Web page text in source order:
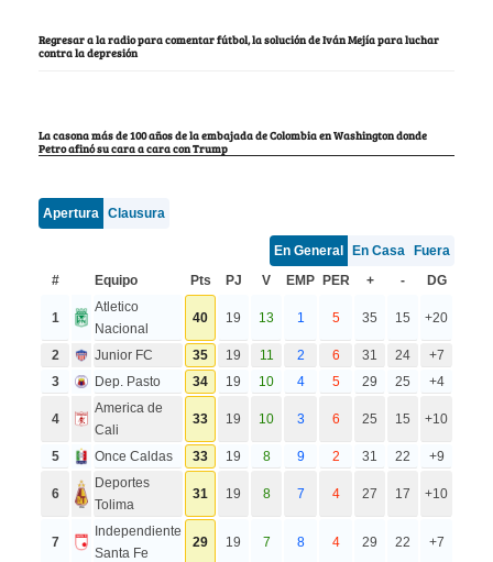
Regresar a la radio para comentar fútbol, la solución de Iván Mejía para luchar
contra la depresión
La casona más de 100 años de la embajada de Colombia en Washington donde
Petro afinó su cara a cara con Trump
Apertura Clausura
En General En Casa
Fuera
#
Equipo Pts PJ V EMP PER + - DG
1
Atletico
Nacional
40 19 13 1 5 35 15 +20
2 Junior FC 35 19 11 2 6 31 24
+7
3
Dep. Pasto 34 19 10 4 5 29 25 +4
4
America de
Cali
33 19 10 3 6 25 15 +10
5 Once Caldas 33 19 8 9 2 31 22 +9
6
Deportes
Tolima
31 19 8 7 4 27 17 +10
7
Independiente
Santa Fe
29 19 7 8 4 29 22 +7